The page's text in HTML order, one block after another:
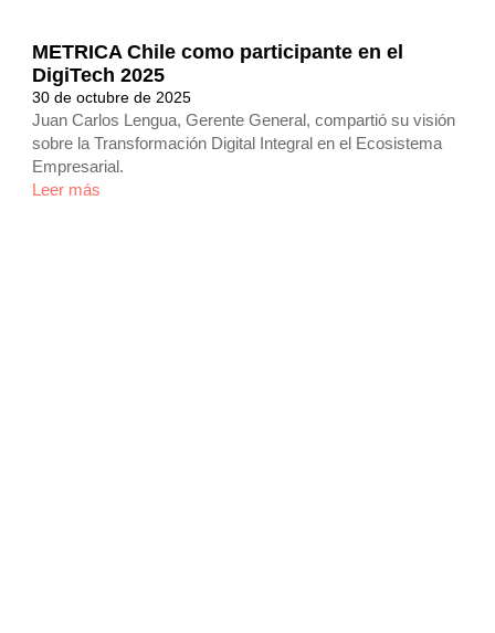
METRICA Chile como participante en el
DigiTech 2025
30 de octubre de 2025
Juan Carlos Lengua, Gerente General, compartió su visión
sobre la Transformación Digital Integral en el Ecosistema
Empresarial.
Leer más